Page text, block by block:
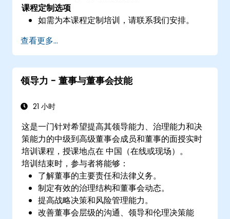
课程定制选项
如需为本课程定制培训，请联系我们安排。
查看更多...
领导力 - 董事与董事会技能
21 小时
这是一门针对希望提高其领导能力、治理能力和决
策能力的中级到高级董事会成员和董事的面授实时
培训课程，授课地点在 中国（在线或现场）。
培训结束时，参与者将能够：
了解董事的主要责任和法律义务。
制定有效的治理结构和董事会动态。
提高战略决策和风险管理能力。
改善董事会层级的沟通、领导和伦理决策能